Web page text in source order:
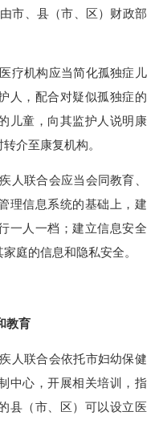
、县（市、区）财政部
疗机构应当简化孤独症儿
人，配合对疑似孤独症的
儿童，向其监护人说明康
介至康复机构。
人联合会应当会同教育、
理信息系统的基础上，建
一人一档；建立信息安全
庭的信息和隐私安全。
教育
人联合会依托市妇幼保健
中心，开展相关培训，指
县（市、区）可以设立医